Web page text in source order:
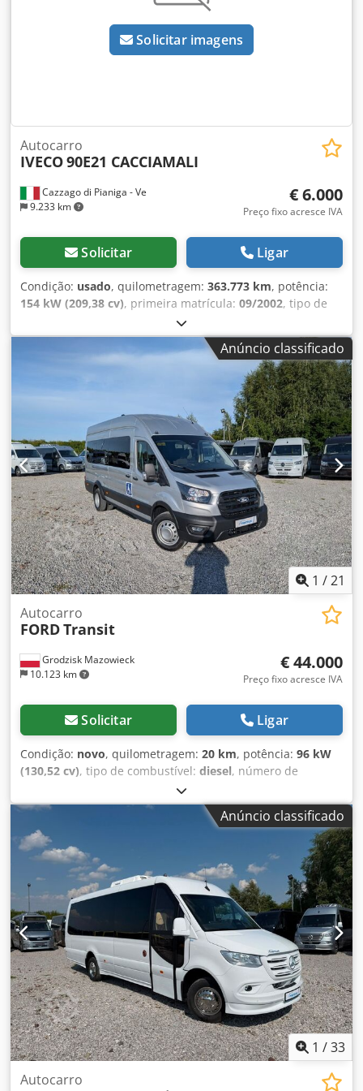
Fornecemos toda a documentação necessária para registar
o nosso autocarro no seu país. IMPOSTO PARA
EXPORTAÇÃO: 0% Chodezp A U Hspfx Amyea Contacto:
Marcin Opon (inglês, polaco, russo) /
Solicitar imagens
Cazzago di Pianiga - Ve
9.233 km
Autocarro
IVECO90E21 CACCIAMALI
€ 6.000
Preço fixo acresce IVA
Solicitar Ligar
Condição: usado, quilometragem: 363.773 km, potência:
154 kW (209,38 cv), primeira matrícula: 09/2002, tipo de
, tipo de engrenagem:
total:9.000 kg, cor:amarelo, Peso total admissível: 9000 kg
Chsdpfx Ameznfq Ieyoa
Anúncio classificado
1 /21
Grodzisk Mazowieck
10.123 km
Autocarro
FORDTransit
€ 44.000
Preço fixo acresce IVA
Solicitar Ligar
Condição: novo, quilometragem: 20 km, potência: 96 kW
(130,52 cv), tipo de combustível: diesel, número de
, tipo de engrenagem:
Ano de fabrico:2026, Ford Transit Chodpfjznhfzex Amyja
Autocarro com 18 lugares A Mercus tem mais de 15 anos
de experiência na fabricação de autocarros e é a maior
produtora na Polónia. Oferecemos uma vasta gama de
veículos prontos para entrega, com mais de 100 autocarros
novos no nosso parque. Fornecemos toda a documentação
necessária para registar o nosso autocarro no seu país.
IMPOSTO DE EXPORTAÇÃO: 0% Contacto: Marcin Opon
(inglês, polaco, russo) /
Anúncio classificado
1 /33
Autocarro